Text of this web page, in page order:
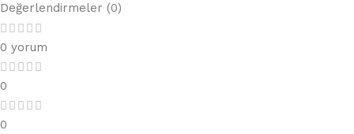
Değerlendirmeler (0)
0 yorum
0
0